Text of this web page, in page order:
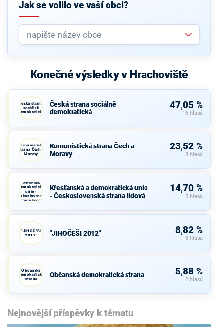
Jak se volilo ve vaší obci?
Konečné výsledky v Hrachoviště
Česká strana
sociálně
demokratická
Česká strana sociálně
demokratická
47,05 %
16 hlasů
Komunistická
strana Čech a
Moravy
Komunistická strana Čech a
Moravy
23,52 %
8 hlasů
Křesťanská a
demokratická
unie -
Československá
strana lidová
Křesťanská a demokratická unie
- Československá strana lidová
14,70 %
5 hlasů
"JIHOČEŠI
2012"
"JIHOČEŠI 2012" 8,82 %
3 hlasů
Občanská
demokratická
strana
Občanská demokratická strana 5,88 %
2 hlasů
Nejnovější příspěvky k tématu